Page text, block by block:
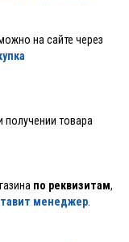
на сайте через
получении товара
по реквизитам,
менеджер